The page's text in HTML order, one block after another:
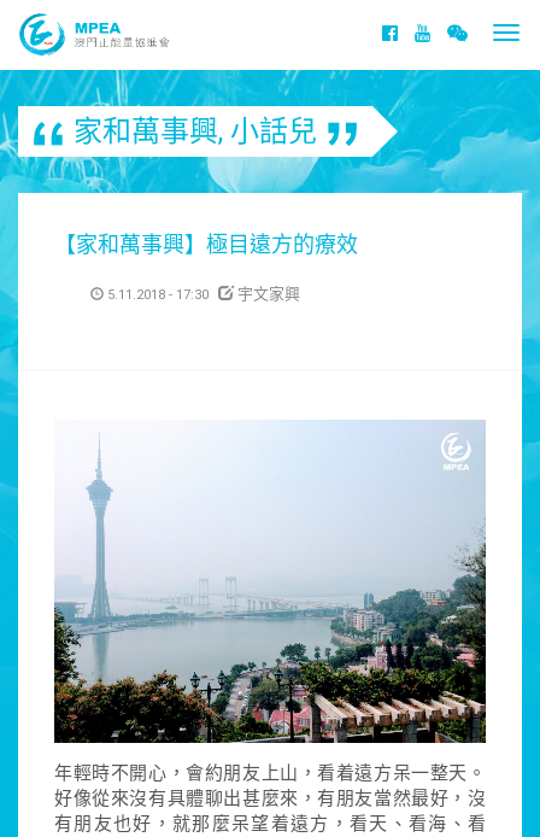
家和萬事興, 小話兒
【家和萬事興】極目遠方的療效
5.11.2018 - 17:30 宇文家興
年輕時不開心，會約朋友上山，看着遠方呆一整天。
好像從來沒有具體聊出甚麼來，有朋友當然最好，沒
有朋友也好，就那麼呆望着遠方，看天、看海、看